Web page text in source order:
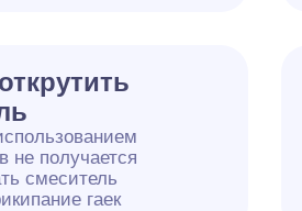
не получается
смеситель
гаек